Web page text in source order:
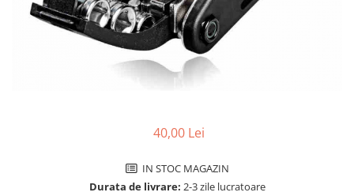
Cosuri bicicleta
Pompa bicicleta
Produse intretinere bicicleta
Bidoane si suporti bicicleta
Suport telefon bicicleta
Oglinzi bicicleta
40,00 Lei
IN STOC MAGAZIN
Durata de livrare: 2-3 zile lucratoare